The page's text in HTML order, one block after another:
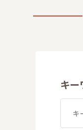
キー
キ